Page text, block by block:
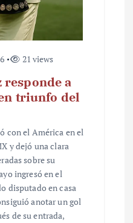
21 views
a
triunfo del
con el América en el
y dejó una clara
sobre su
ingresó en el
disputado en casa
anotar un gol
de su entrada,